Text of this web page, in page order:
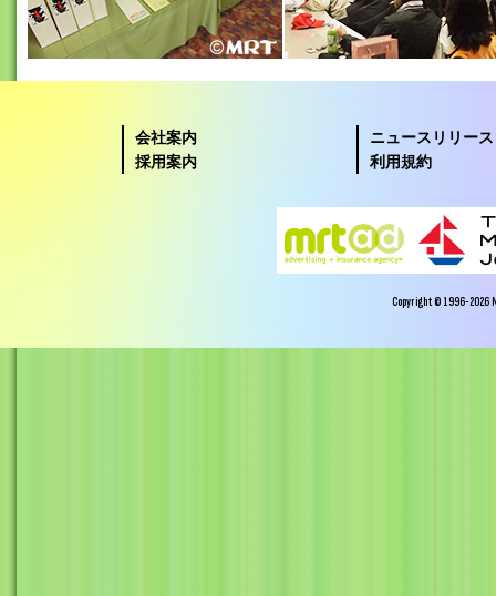
会社案内
ニュースリリース
採用案内
利用規約
Copyright © 1996-2026